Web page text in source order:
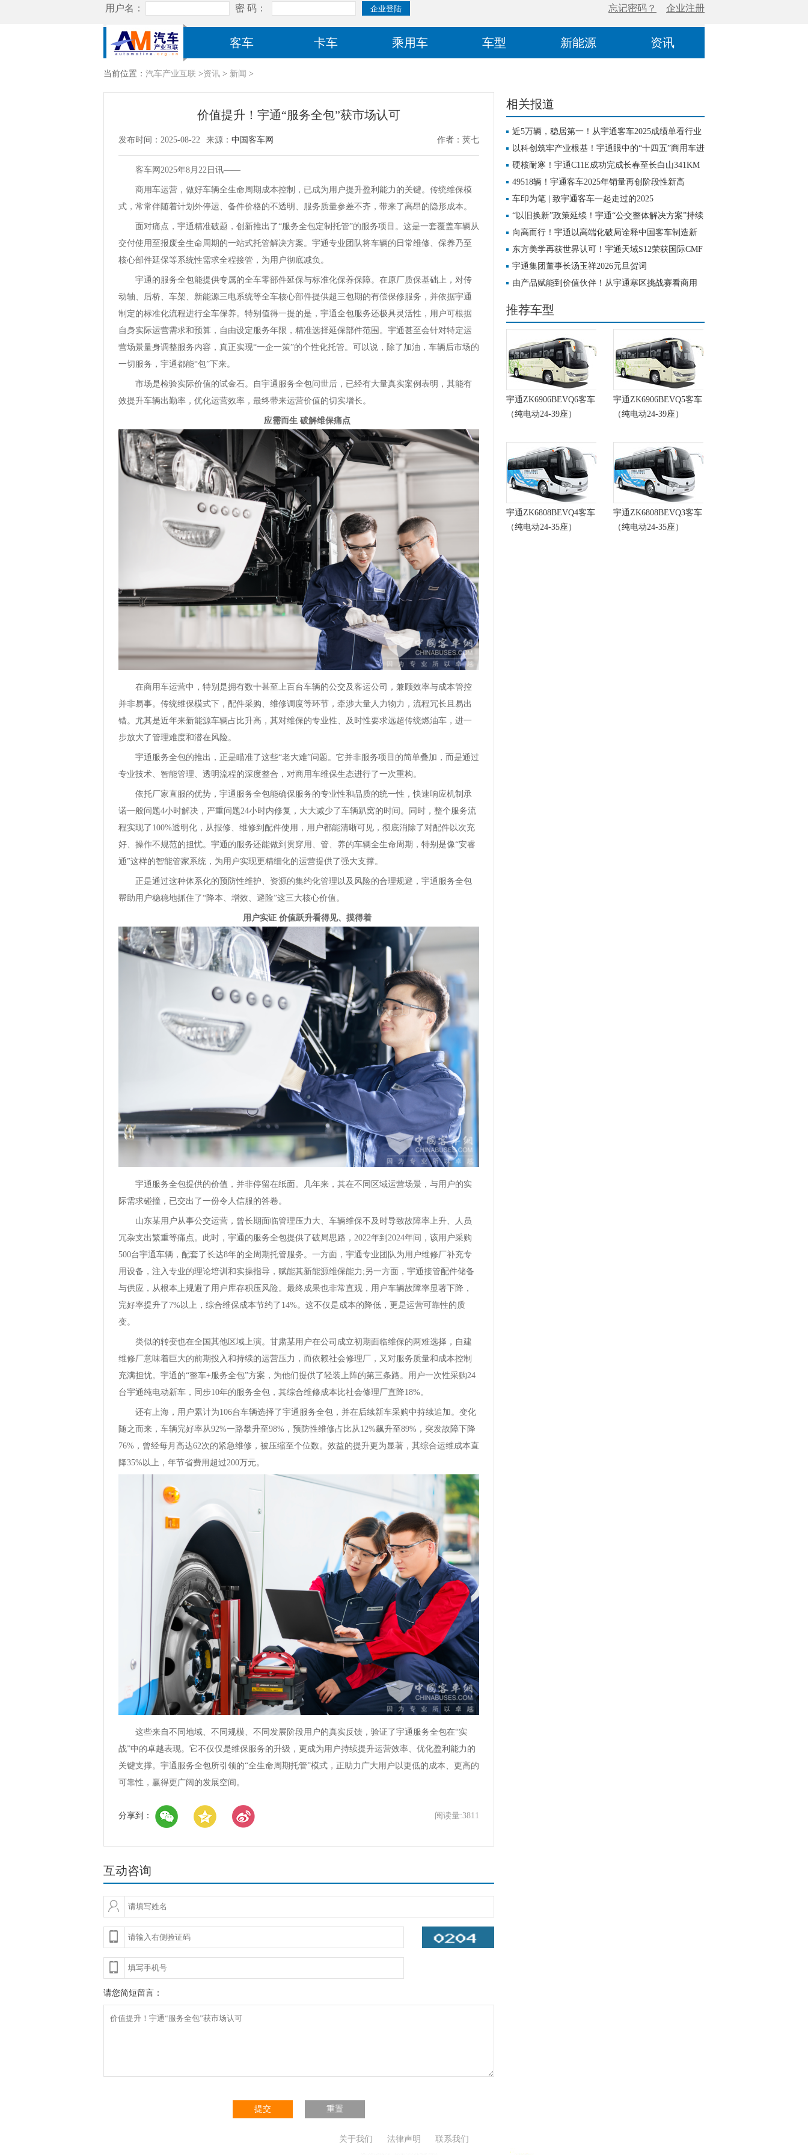
客车 卡车 乘用车 车型 新能源 资讯
当前位置： 汽车产业互联 >资讯 > 新闻 >
价值提升！宇通“服务全包”获市场认可
发布时间：2025-08-22 来源： 中国客车网 作者：荚七
客车网2025年8月22日讯——
商用车运营，做好车辆全生命周期成本控制，已成为用户提升盈利能力的关键。传统维保模
式，常常伴随着计划外停运、备件价格的不透明、服务质量参差不齐，带来了高昂的隐形成本。
面对痛点，宇通精准破题，创新推出了“服务全包定制托管”的服务项目。这是一套覆盖车辆从
交付使用至报废全生命周期的一站式托管解决方案。宇通专业团队将车辆的日常维修、保养乃至
核心部件延保等系统性需求全程接管，为用户彻底减负。
宇通的服务全包能提供专属的全车零部件延保与标准化保养保障。在原厂质保基础上，对传
动轴、后桥、车架、新能源三电系统等全车核心部件提供超三包期的有偿保修服务，并依据宇通
制定的标准化流程进行全车保养。特别值得一提的是，宇通全包服务还极具灵活性，用户可根据
自身实际运营需求和预算，自由设定服务年限，精准选择延保部件范围。宇通甚至会针对特定运
营场景量身调整服务内容，真正实现“一企一策”的个性化托管。可以说，除了加油，车辆后市场的
一切服务，宇通都能“包”下来。
市场是检验实际价值的试金石。自宇通服务全包问世后，已经有大量真实案例表明，其能有
效提升车辆出勤率，优化运营效率，最终带来运营价值的切实增长。
应需而生 破解维保痛点
在商用车运营中，特别是拥有数十甚至上百台车辆的公交及客运公司，兼顾效率与成本管控
并非易事。传统维保模式下，配件采购、维修调度等环节，牵涉大量人力物力，流程冗长且易出
错。尤其是近年来新能源车辆占比升高，其对维保的专业性、及时性要求远超传统燃油车，进一
步放大了管理难度和潜在风险。
宇通服务全包的推出，正是瞄准了这些“老大难”问题。它并非服务项目的简单叠加，而是通过
专业技术、智能管理、透明流程的深度整合，对商用车维保生态进行了一次重构。
依托厂家直服的优势，宇通服务全包能确保服务的专业性和品质的统一性，快速响应机制承
诺一般问题4小时解决，严重问题24小时内修复，大大减少了车辆趴窝的时间。同时，整个服务流
程实现了100%透明化，从报修、维修到配件使用，用户都能清晰可见，彻底消除了对配件以次充
好、操作不规范的担忧。宇通的服务还能做到贯穿用、管、养的车辆全生命周期，特别是像“安睿
通”这样的智能管家系统，为用户实现更精细化的运营提供了强大支撑。
正是通过这种体系化的预防性维护、资源的集约化管理以及风险的合理规避，宇通服务全包
帮助用户稳稳地抓住了“降本、增效、避险”这三大核心价值。
用户实证 价值跃升看得见、摸得着
宇通服务全包提供的价值，并非停留在纸面。几年来，其在不同区域运营场景，与用户的实
际需求碰撞，已交出了一份令人信服的答卷。
山东某用户从事公交运营，曾长期面临管理压力大、车辆维保不及时导致故障率上升、人员
冗杂支出繁重等痛点。此时，宇通的服务全包提供了破局思路，2022年到2024年间，该用户采购
500台宇通车辆，配套了长达8年的全周期托管服务。一方面，宇通专业团队为用户维修厂补充专
用设备，注入专业的理论培训和实操指导，赋能其新能源维保能力;另一方面，宇通接管配件储备
与供应，从根本上规避了用户库存积压风险。最终成果也非常直观，用户车辆故障率显著下降，
完好率提升了7%以上，综合维保成本节约了14%。这不仅是成本的降低，更是运营可靠性的质
变。
类似的转变也在全国其他区域上演。甘肃某用户在公司成立初期面临维保的两难选择，自建
维修厂意味着巨大的前期投入和持续的运营压力，而依赖社会修理厂，又对服务质量和成本控制
充满担忧。宇通的“整车+服务全包”方案，为他们提供了轻装上阵的第三条路。用户一次性采购24
台宇通纯电动新车，同步10年的服务全包，其综合维修成本比社会修理厂直降18%。
还有上海，用户累计为106台车辆选择了宇通服务全包，并在后续新车采购中持续追加。变化
随之而来，车辆完好率从92%一路攀升至98%，预防性维修占比从12%飙升至89%，突发故障下降
76%，曾经每月高达62次的紧急维修，被压缩至个位数。效益的提升更为显著，其综合运维成本直
降35%以上，年节省费用超过200万元。
这些来自不同地域、不同规模、不同发展阶段用户的真实反馈，验证了宇通服务全包在“实
战”中的卓越表现。它不仅仅是维保服务的升级，更成为用户持续提升运营效率、优化盈利能力的
关键支撑。宇通服务全包所引领的“全生命周期托管”模式，正助力广大用户以更低的成本、更高的
可靠性，赢得更广阔的发展空间。
分享到： 阅读量:3811
互动咨询
请您简短留言：
提交 重置
相关报道
近5万辆，稳居第一！从宇通客车2025成绩单看行业
升级路径
以科创筑牢产业根基！宇通眼中的“十四五”商用车进
阶密码
硬核耐寒！宇通C11E成功完成长春至长白山341KM
挑战
49518辆！宇通客车2025年销量再创阶段性新高
车印为笔 | 致宇通客车一起走过的2025
“以旧换新”政策延续！宇通“公交整体解决方案”持续
助力
向高而行！宇通以高端化破局诠释中国客车制造新
内涵
东方美学再获世界认可！宇通天域S12荣获国际CMF
设计奖
宇通集团董事长汤玉祥2026元旦贺词
由产品赋能到价值伙伴！从宇通寒区挑战赛看商用
推荐车型
宇通ZK6906BEVQ6客车
（纯电动24-39座）
宇通ZK6906BEVQ5客车
（纯电动24-39座）
宇通ZK6808BEVQ4客车
（纯电动24-35座）
宇通ZK6808BEVQ3客车
（纯电动24-35座）
关于我们 法律声明 联系我们